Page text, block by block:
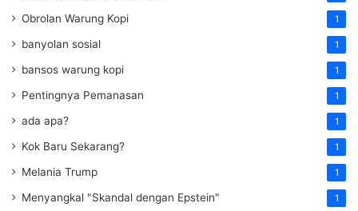
Obrolan Warung Kopi 1
banyolan sosial 1
bansos warung kopi 1
Pentingnya Pemanasan 1
ada apa? 1
Kok Baru Sekarang? 1
Melania Trump 1
Menyangkal "Skandal dengan Epstein" 1